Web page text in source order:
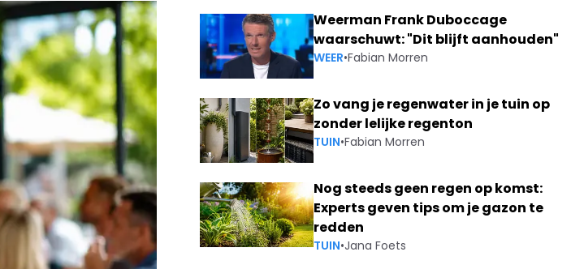
Weerman Frank Duboccage
waarschuwt: "Dit blijft aanhouden"
WEER•Fabian Morren
Zo vang je regenwater in je tuin op
zonder lelijke regenton
TUIN•Fabian Morren
Nog steeds geen regen op komst:
Experts geven tips om je gazon te
redden
TUIN•Jana Foets